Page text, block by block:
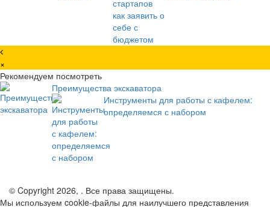
×
Рекомендуем посмотреть
Преимущества экскаватора
Инструменты для работы с кафелем:
определяемся с набором
© Copyright 2026, . Все права защищены.
Мы используем cookie-файлы для наилучшего представления